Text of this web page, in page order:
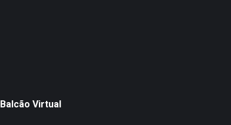
Balcão Virtual